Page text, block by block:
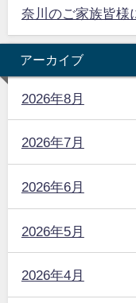
奈川のご家族皆様
アーカイブ
2026年8月
2026年7月
2026年6月
2026年5月
2026年4月